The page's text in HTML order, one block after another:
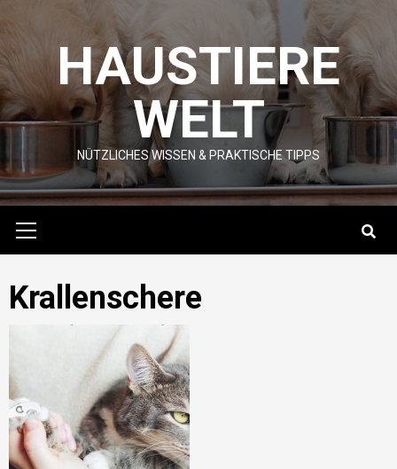
content HAUSTIERE
WELT
NÜTZLICHES WISSEN & PRAKTISCHE TIPPS
Menu
Krallenschere